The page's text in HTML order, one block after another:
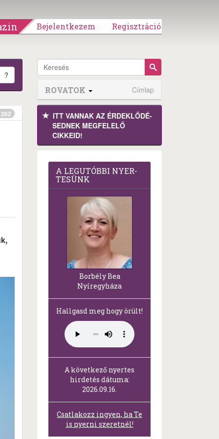
Bejelentkezem Regisztráció
?
262
ROVATOK Címlap
ITT VANNAK AZ ÉRDEK­LŐDÉ­
SEDNEK MEGFE­LELŐ
CIKKEID!
A LEG­U­TÓB­BI NYER­
TE­SÜNK
Borbély Bea
Nyíregyháza
Hallgasd meg hogy örült!
A következő nyertes
hirdetés dátuma:
2026.09.16.
Csatlakozz ingyen, ha Te
is nyerni szeretnél!